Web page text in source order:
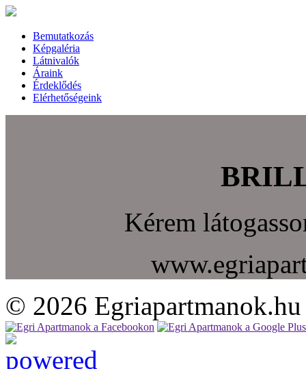
Bemutatkozás
Képgaléria
Látnivalók
Áraink
Érdeklődés
Elérhetőségeink
Kérem
© 2026 Egriapartmanok.hu